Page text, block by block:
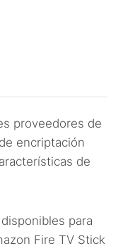
proveedores de
encriptación
de
para
Fire TV Stick